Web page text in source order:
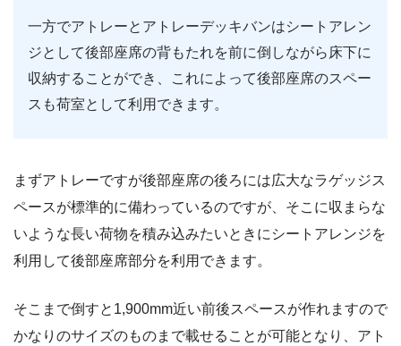
一方でアトレーとアトレーデッキバンはシートアレン
ジとして後部座席の背もたれを前に倒しながら床下に
収納することができ、これによって後部座席のスペー
スも荷室として利用できます。
まずアトレーですが後部座席の後ろには広大なラゲッジス
ペースが標準的に備わっているのですが、そこに収まらな
いような長い荷物を積み込みたいときにシートアレンジを
利用して後部座席部分を利用できます。
そこまで倒すと1,900mm近い前後スペースが作れますので
かなりのサイズのものまで載せることが可能となり、アト